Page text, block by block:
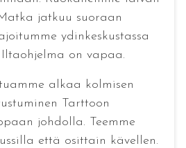
jatkuu suoraan
ydinkeskustassa
on vapaa.
alkaa kolmisen
Tarttoon
johdolla. Teemme
että osittain kävellen.